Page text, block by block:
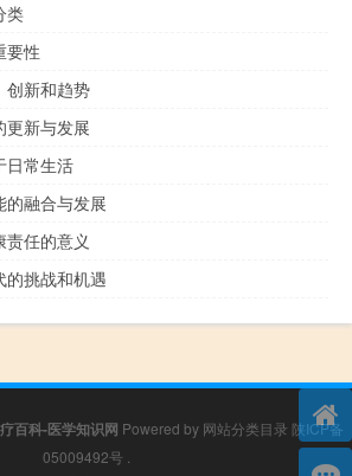
类
要性
创新和趋势
更新与发展
日常生活
的融合与发展
责任的意义
的挑战和机遇
百科-医学知识网 Powered by 网站分类目录 陕ICP备
05009492号